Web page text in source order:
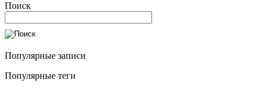
Поиск
Популярные записи
Популярные теги